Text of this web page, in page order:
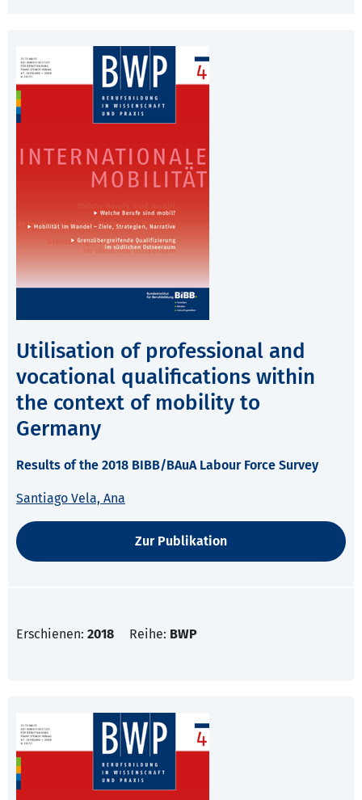
Utilisation of professional and
vocational qualifications within
the context of mobility to
Germany
Results of the 2018 BIBB/BAuA Labour Force Survey
Santiago Vela, Ana
Zur Publikation
Erschienen: 2018 Reihe: BWP